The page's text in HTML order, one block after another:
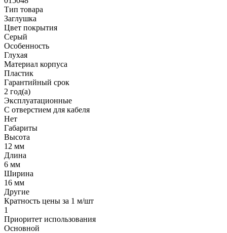
Тип товара
Заглушка
Цвет покрытия
Серый
Особенность
Глухая
Материал корпуса
Пластик
Гарантийный срок
2 год(а)
Эксплуатационные
С отверстием для кабеля
Нет
Габариты
Высота
12 мм
Длина
6 мм
Ширина
16 мм
Другие
Кратность цены за 1 м/шт
1
Приоритет использования
Основной